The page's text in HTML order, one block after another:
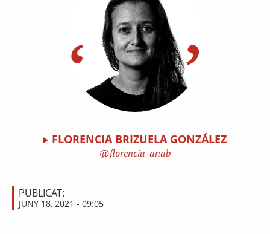
FLORENCIA BRIZUELA GONZÁLEZ
florencia_anab
PUBLICAT:
JUNY 18, 2021 - 09:05